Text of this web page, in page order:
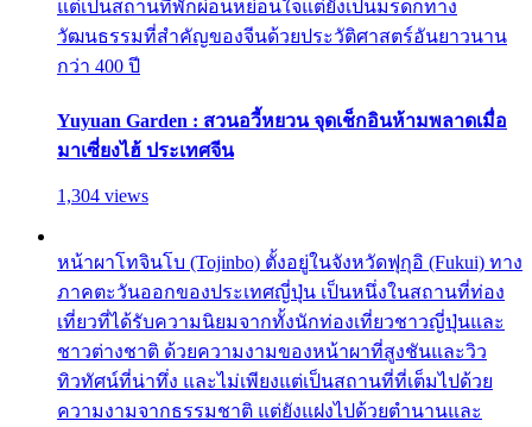
แต่เป็นสถานที่พักผ่อนหย่อนใจแต่ยังเป็นมรดกทาง
วัฒนธรรมที่สำคัญของจีนด้วยประวัติศาสตร์อันยาวนาน
กว่า 400 ปี
Yuyuan Garden : สวนอวี้หยวน จุดเช็กอินห้ามพลาดเมื่อ
มาเซี่ยงไฮ้ ประเทศจีน
1,304 views
หน้าผาโทจินโบ (Tojinbo) ตั้งอยู่ในจังหวัดฟุกุอิ (Fukui) ทาง
ภาคตะวันออกของประเทศญี่ปุ่น เป็นหนึ่งในสถานที่ท่อง
เที่ยวที่ได้รับความนิยมจากทั้งนักท่องเที่ยวชาวญี่ปุ่นและ
ชาวต่างชาติ ด้วยความงามของหน้าผาที่สูงชันและวิว
ทิวทัศน์ที่น่าทึ่ง และไม่เพียงแต่เป็นสถานที่ที่เต็มไปด้วย
ความงามจากธรรมชาติ แต่ยังแฝงไปด้วยตำนานและ